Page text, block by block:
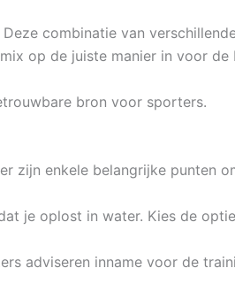
combinatie van
op de juiste manier in voor de
bron voor sporters.
zijn enkele belangrijke punten
je oplost in water. Kies de
adviseren inname voor de